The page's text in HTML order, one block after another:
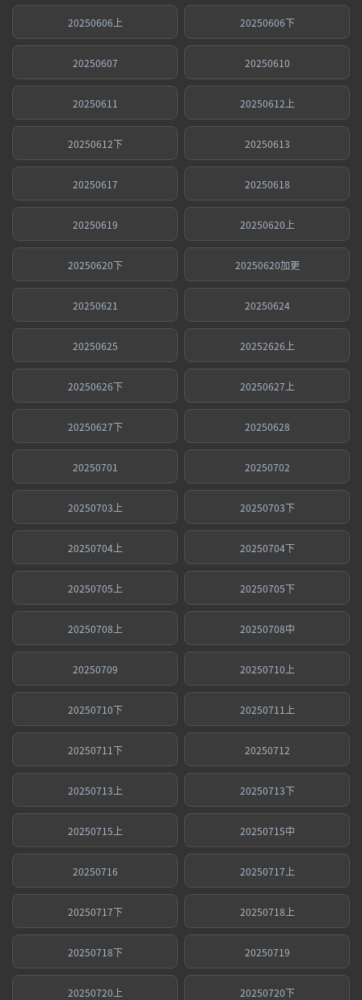
20250606上 20250606下
20250607 20250610
20250611 20250612上
20250612下 20250613
20250617 20250618
20250619 20250620上
20250620下 20250620加更
20250621 20250624
20250625 20252626上
20250626下 20250627上
20250627下 20250628
20250701 20250702
20250703上 20250703下
20250704上 20250704下
20250705上 20250705下
20250708上 20250708中
20250709 20250710上
20250710下 20250711上
20250711下 20250712
20250713上 20250713下
20250715上 20250715中
20250716 20250717上
20250717下 20250718上
20250718下 20250719
20250720上 20250720下